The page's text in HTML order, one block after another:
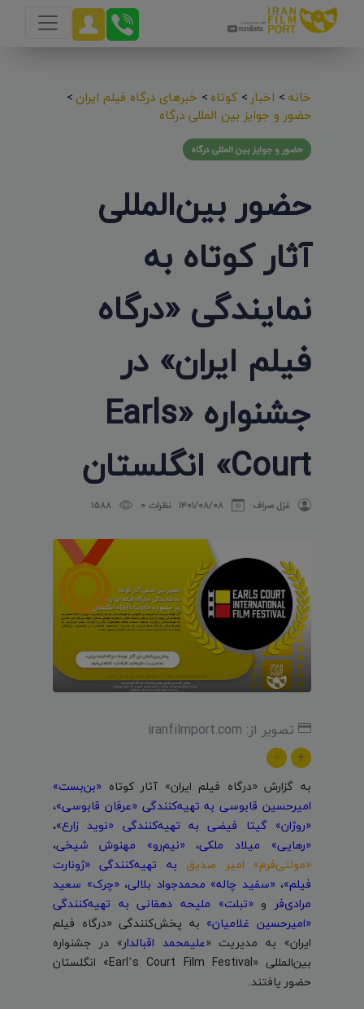
خانه> اخبار> کوتاه> خبرهای درگاه فیلم ایران>
حضور و جوایز بین المللی درگاه
حضور و جوایز بین المللی درگاه
حضور بین‌المللی
آثار کوتاه به
نمایندگی «درگاه
فیلم ایران» در
جشنواره «Earls
Court» انگلستان
غزل صراف ۱۴۰۱/۰۸/۰۸ نظرات 0 1588
تصویر از: iranfilmport.com
+
-
به گزارش «درگاه فیلم ایران» آثار کوتاه «بن‌بست»
امیرحسین قابوسی به تهیه‌کنندگی «عرفان قابوسی»،
«روژان» گیتا فیضی به تهیه‌کنندگی «نوید زارع»،
«رهایی» میلاد ملکی،«نیم‌رو» مهنوش شیخی،
«مولتی‌فرم» امیر صدیق به تهیه‌کنندگی «ژونارت
فیلم»،«سفید چاله» محمدجواد بلالی،«چرک» سعید
مرادی‌فر و«تبلت» ملیحه دهقانی به تهیه‌کنندگی
«امیرحسین غلامیان» به پخش‌کنندگی «درگاه فیلم
ایران» به مدیریت «علیمحمد اقبالدار» در جشنواره
بین‌المللی «Earl’s Court Film Festival» انگلستان
حضور یافتند.